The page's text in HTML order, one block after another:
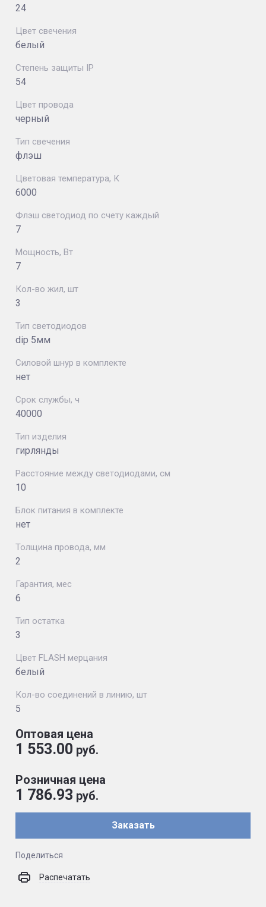
24
Цвет свечения
белый
Степень защиты IP
54
Цвет провода
черный
Тип свечения
флэш
Цветовая температура, К
6000
Флэш светодиод по счету каждый
7
Мощность, Вт
7
Кол-во жил, шт
3
Тип светодиодов
dip 5мм
Силовой шнур в комплекте
нет
Срок службы, ч
40000
Тип изделия
гирлянды
Расстояние между светодиодами, см
10
Блок питания в комплекте
нет
Толщина провода, мм
2
Гарантия, мес
6
Тип остатка
3
Цвет FLASH мерцания
белый
Кол-во соединений в линию, шт
5
Оптовая цена
1 553.00 руб.
Розничная цена
1 786.93 руб.
Заказать
Поделиться
Распечатать